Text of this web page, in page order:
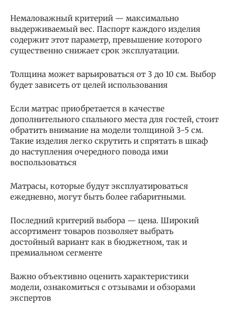
Немаловажный критерий — максимально
выдерживаемый вес. Паспорт каждого изделия
содержит этот параметр, превышение которого
существенно снижает срок эксплуатации.
Толщина может варьироваться от 3 до 10 см. Выбор
будет зависеть от целей использования
Если матрас приобретается в качестве
дополнительного спального места для гостей, стоит
обратить внимание на модели толщиной 3-5 см.
Такие изделия легко скрутить и спрятать в шкаф
до наступления очередного повода ими
воспользоваться
Матрасы, которые будут эксплуатироваться
ежедневно, могут быть более габаритными.
Последний критерий выбора — цена. Широкий
ассортимент товаров позволяет выбрать
достойный вариант как в бюджетном, так и
премиальном сегменте
Важно объективно оценить характеристики
модели, ознакомиться с отзывами и обзорами
экспертов